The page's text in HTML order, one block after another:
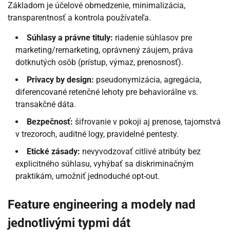
Základom je účelové obmedzenie, minimalizácia,
transparentnosť a kontrola používateľa.
Súhlasy a právne tituly: riadenie súhlasov pre
marketing/remarketing, oprávnený záujem, práva
dotknutých osôb (prístup, výmaz, prenosnosť).
Privacy by design: pseudonymizácia, agregácia,
diferencované retenčné lehoty pre behaviorálne vs.
transakčné dáta.
Bezpečnosť: šifrovanie v pokoji aj prenose, tajomstvá
v trezoroch, auditné logy, pravidelné pentesty.
Etické zásady: nevyvodzovať citlivé atribúty bez
explicitného súhlasu, vyhýbať sa diskriminačným
praktikám, umožniť jednoduché opt-out.
Feature engineering a modely nad
jednotlivými typmi dát